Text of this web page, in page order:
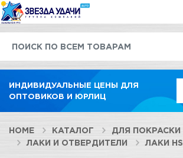
ИНДИВИДУАЛЬНЫЕ ЦЕНЫ ДЛЯ
ОПТОВИКОВ И ЮРЛИЦ
HOME КАТАЛОГ
ДЛЯ ПОКРАСКИ
ЛАКИ И ОТВЕРДИТЕЛИ
ЛАКИ HS